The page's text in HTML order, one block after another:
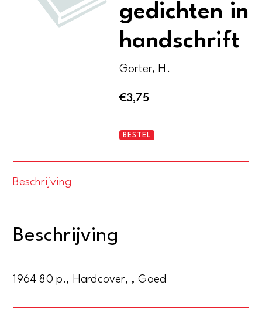
gedichten in
handschrift
Gorter, H.
€3,75
Twintig
BESTEL
Beschrijving
Beschrijving
1964 80 p., Hardcover, , Goed